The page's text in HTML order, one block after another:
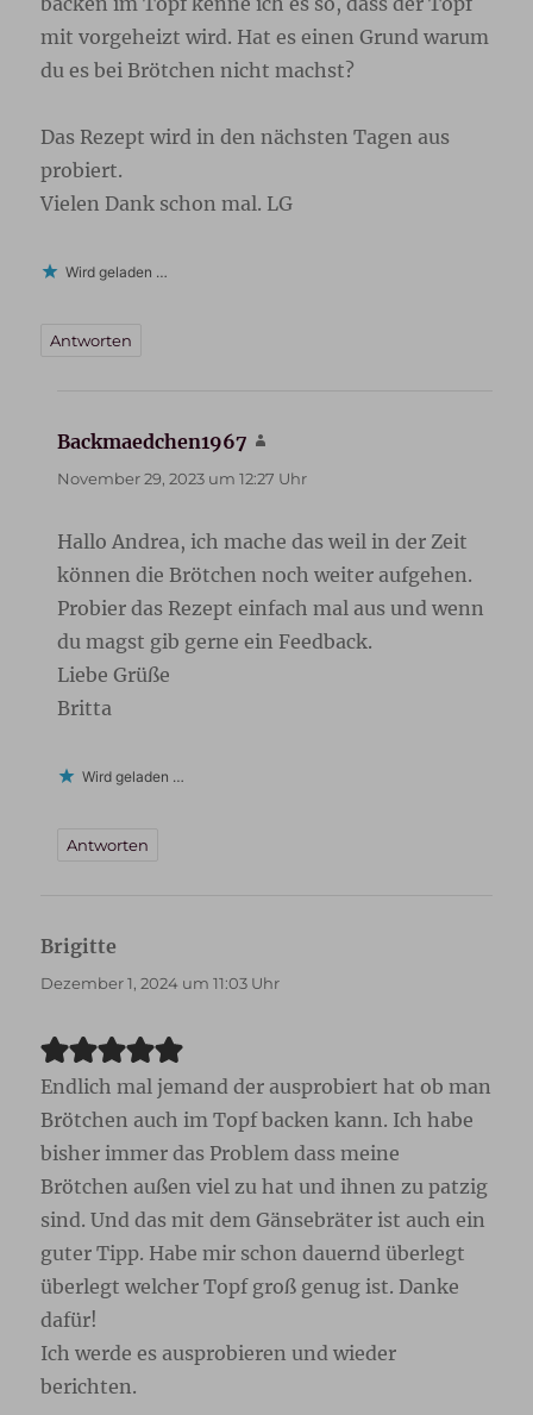
mit vorgeheizt wird. Hat es einen Grund warum
du es bei Brötchen nicht machst?
Das Rezept wird in den nächsten Tagen aus
probiert.
Vielen Dank schon mal. LG
Wird geladen …
Antworten
Backmaedchen1967
November 29, 2023 um 12:27 Uhr
Hallo Andrea, ich mache das weil in der Zeit
können die Brötchen noch weiter aufgehen.
Probier das Rezept einfach mal aus und wenn
du magst gib gerne ein Feedback.
Liebe Grüße
Britta
Wird geladen …
Antworten
Brigitte
Dezember 1, 2024 um 11:03 Uhr
Endlich mal jemand der ausprobiert hat ob man
Brötchen auch im Topf backen kann. Ich habe
bisher immer das Problem dass meine
Brötchen außen viel zu hat und ihnen zu patzig
sind. Und das mit dem Gänsebräter ist auch ein
guter Tipp. Habe mir schon dauernd überlegt
überlegt welcher Topf groß genug ist. Danke
dafür!
Ich werde es ausprobieren und wieder
berichten.